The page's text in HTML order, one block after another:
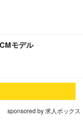
モデル
sponsored by 求人ボックス